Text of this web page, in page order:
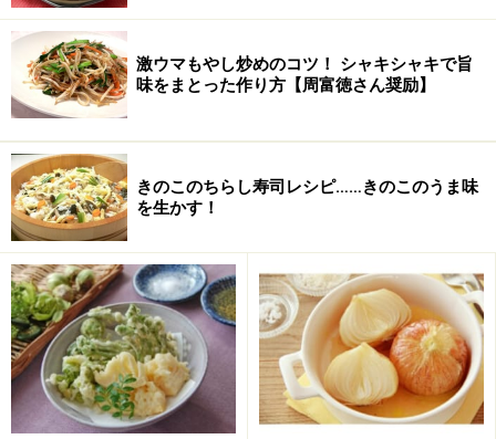
激ウマもやし炒めのコツ！ シャキシャキで旨
味をまとった作り方【周富徳さん奨励】
きのこのちらし寿司レシピ……きのこのうま味
を生かす！